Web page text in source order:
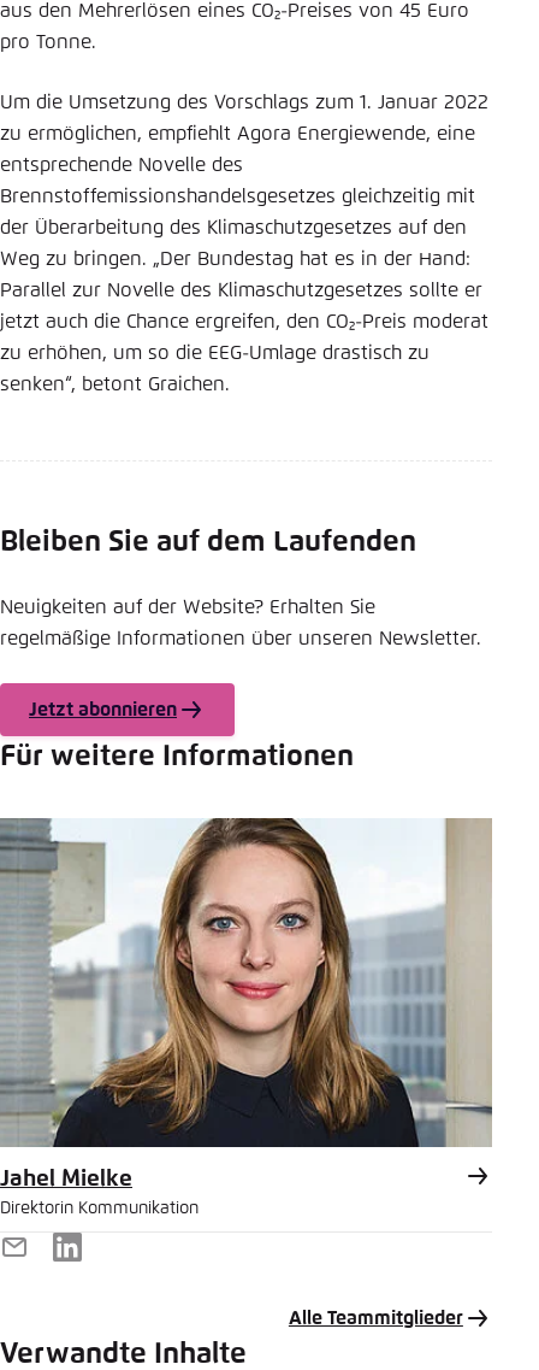
aus den Mehrerlösen eines CO₂-Preises von 45 Euro
pro Tonne.
Um die Umsetzung des Vorschlags zum 1. Januar 2022
zu ermöglichen, empfiehlt Agora Energiewende, eine
entsprechende Novelle des
Brennstoffemissionshandelsgesetzes gleichzeitig mit
der Überarbeitung des Klimaschutzgesetzes auf den
Weg zu bringen. „Der Bundestag hat es in der Hand:
Parallel zur Novelle des Klimaschutzgesetzes sollte er
jetzt auch die Chance ergreifen, den CO₂-Preis moderat
zu erhöhen, um so die EEG-Umlage drastisch zu
senken“, betont Graichen.
Bleiben Sie auf dem Laufenden
Neuigkeiten auf der Website? Erhalten Sie
regelmäßige Informationen über unseren Newsletter.
Jetzt abonnieren
Für weitere Informationen
Jahel Mielke
Direktorin Kommunikation
E-
LinkedIn
Alle Teammitglieder
Verwandte Inhalte